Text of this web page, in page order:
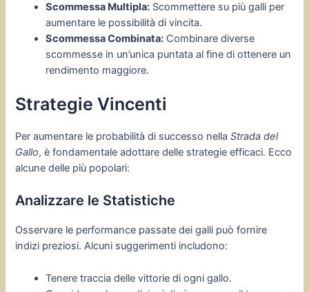
Scommessa Multipla: Scommettere su più galli per
aumentare le possibilità di vincita.
Scommessa Combinata: Combinare diverse
scommesse in un’unica puntata al fine di ottenere un
rendimento maggiore.
Strategie Vincenti
Per aumentare le probabilità di successo nellaStrada del
Gallo, è fondamentale adottare delle strategie efficaci. Ecco
alcune delle più popolari:
Analizzare le Statistiche
Osservare le performance passate dei galli può fornire
indizi preziosi. Alcuni suggerimenti includono:
Tenere traccia delle vittorie di ogni gallo.